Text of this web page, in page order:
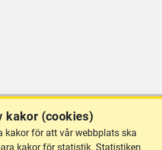
kakor (cookies)
kakor för att vår webbplats ska
kakor för statistik. Statistiken